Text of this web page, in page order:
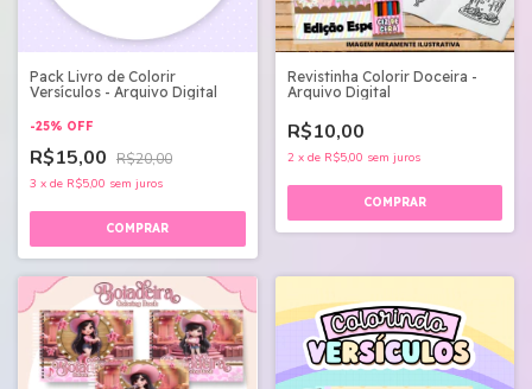
Pack Livro de Colorir
Versículos - Arquivo Digital
-25% OFF
R$15,00 R$20,00
3 x de R$5,00 sem juros
Revistinha Colorir Doceira -
Arquivo Digital
R$10,00
2 x de R$5,00 sem juros